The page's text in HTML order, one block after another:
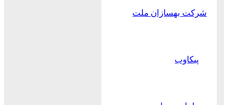
شرکت بهسازان ملت
پیکاوب